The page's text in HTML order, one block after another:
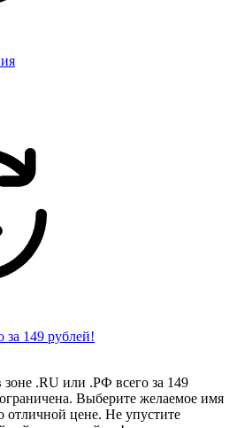
149 рублей!
зоне .RU или .РФ всего за 149
Выберите желаемое имя
отличной цене. Не упустите